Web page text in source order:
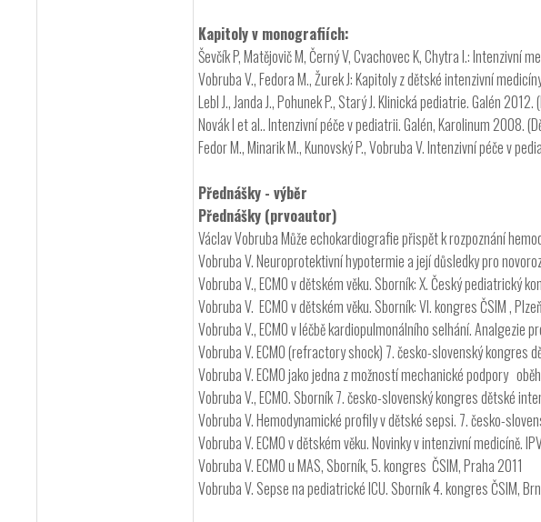
Kapitoly v monografiích:
Ševčík P, Matějovič M, Černý V, Cvachovec K, Chytra I.: Intenzivní
Vobruba V., Fedora M., Žurek J: Kapitoly z dětské intenzivní
Lebl J., Janda J., Pohunek P., Starý J. Klinická pediatrie. Galén
Novák I et al.. Intenzivní péče v pediatrii. Galén, Karolinum 2008.
Fedor M., Minarik M., Kunovský P., Vobruba V. Intenzivní péče v
Přednášky - výběr
Přednášky (prvoautor)
Václav Vobruba Může echokardiografie přispět k rozpoznání
Vobruba V. Neuroprotektivní hypotermie a její důsledky pro
Vobruba V., ECMO v dětském věku. Sborník: X. Český pediatrický
Vobruba V. ECMO v dětském věku. Sborník: VI. kongres ČSIM ,
Vobruba V., ECMO v léčbě kardiopulmonálního selhání. Analgezie
Vobruba V. ECMO (refractory shock) 7. česko-slovenský kongres
Vobruba V. ECMO jako jedna z možností mechanické podpory
Vobruba V., ECMO. Sborník 7. česko-slovenský kongres dětské
Vobruba V. Hemodynamické profily v dětské sepsi. 7. česko-
Vobruba V. ECMO v dětském věku. Novinky v intenzivní medicíně.
Vobruba V. ECMO u MAS, Sborník, 5. kongres ČSIM, Praha 2011
Vobruba V. Sepse na pediatrické ICU. Sborník 4. kongres ČSIM,